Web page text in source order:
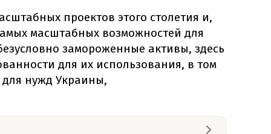
проектов этого столетия и,
масштабных возможностей для
замороженные активы, здесь
для их использования, в том
для нужд Украины,